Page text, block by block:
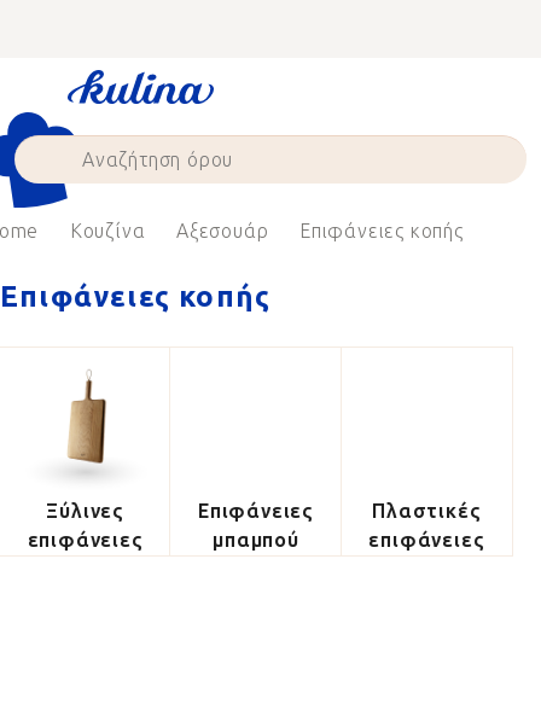
Κουζίνα Αξεσουάρ Επιφάνειες κοπής
Επιφάνειες κοπής
Ξύλινες
επιφάνειες
Επιφάνειες
μπαμπού
Πλαστικές
επιφάνειες